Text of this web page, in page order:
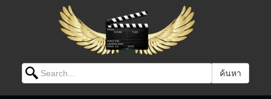
Search for: ค้นหา